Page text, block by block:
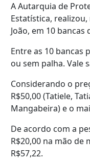
A Autarquia de
Estatística,
João, em 10
Entre as 10 bancas
ou sem palha. Vale
Considerando o
R$50,00 (Tatiele,
Mangabeira) e o
De acordo com a
R$20,00 na mão de
R$57,22.